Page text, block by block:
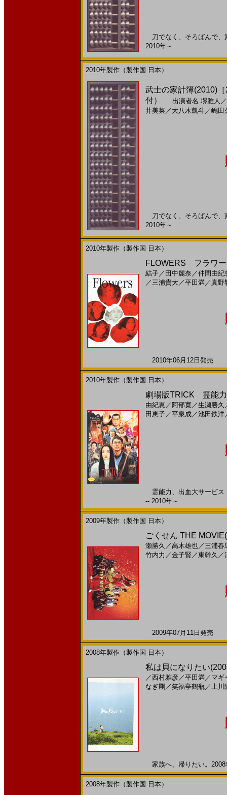
刀でなく、そろばんで
2010年～
2010年製作（製作国 日本）
武士の家計簿(2010)
付）
出演者名 堺雅人 ／
井美菜／ 大八木凱斗／嶋田
刀でなく、そろばんで
2010年～
2010年製作（製作国 日本）
FLOWERS フラワー
結子／ 田中麗奈 ／仲間由紀
／三浦貴大／平田満／真野
2010年06月12日発売
2010年製作（製作国 日本）
劇場版TRICK 霊能力
由紀恵／ 阿部寛／生瀬勝久
田恵子／平泉成／池田鉄洋
霊能力、出血大サービ
-- 2010年～
2009年製作（製作国 日本）
ごくせん THE
瀬勝久 ／高木雄也／三浦春
竹内力 ／金子賢 ／東幹久 ／
2009年07月11日発売
2008年製作（製作国 日本）
私は貝になりたい
／西村雅彦／平田満／ マギ
なぎ剛 ／笑福亭鶴瓶／上川
家族へ、帰りたい。
2008年製作（製作国 日本）